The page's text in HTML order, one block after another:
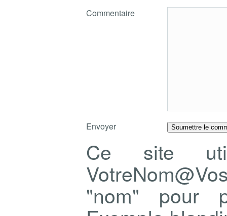
Commentaire
Envoyer
Ce site
"nom" pour